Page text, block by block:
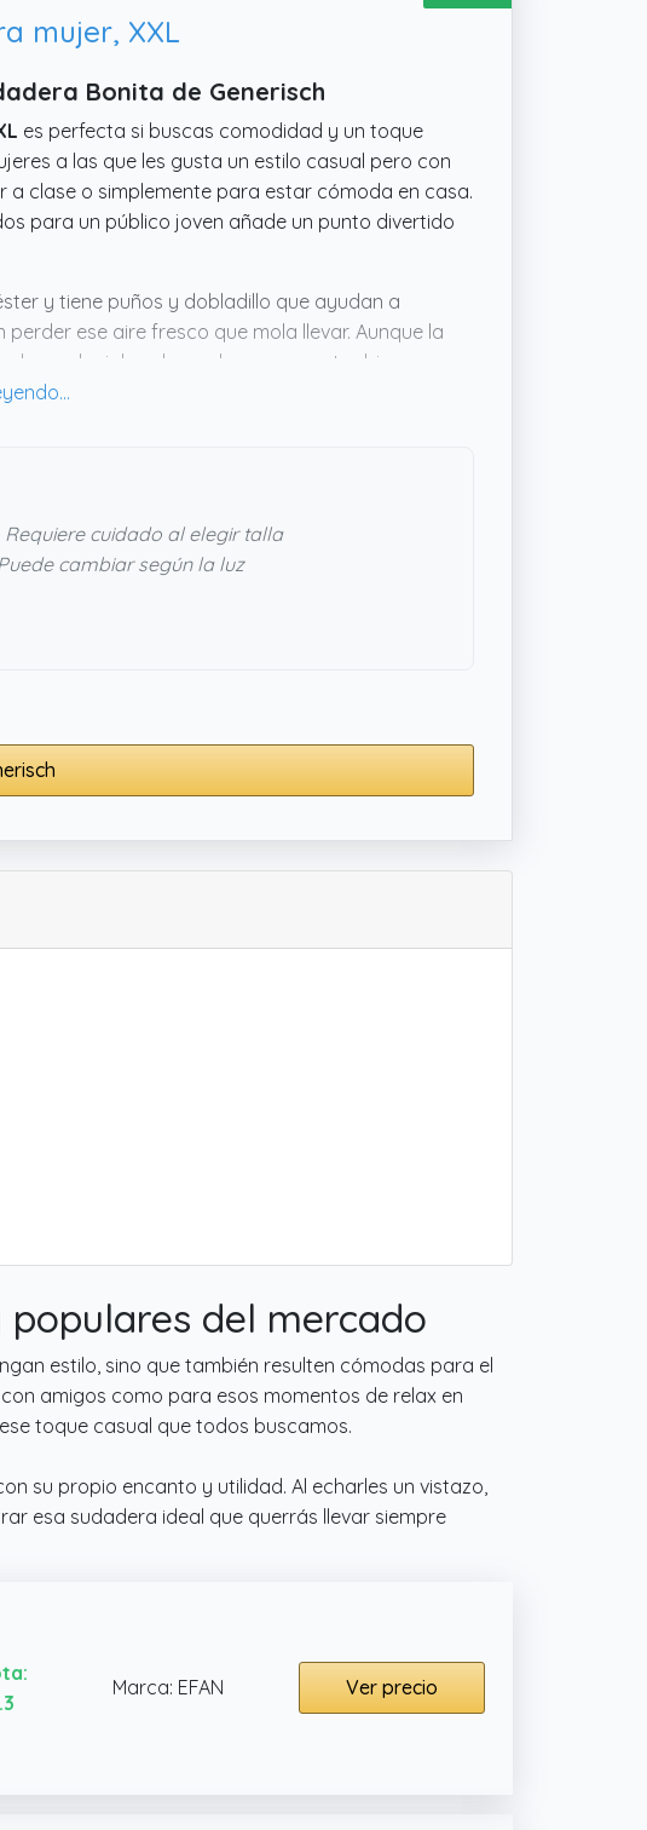
mujer, XXL
Bonita de Generisch
es perfecta si buscas comodidad y un toque
a las que les gusta un estilo casual pero con
a clase o simplemente para estar cómoda en casa.
para un público joven añade un punto divertido
y tiene puños y dobladillo que ayudan a
ese aire fresco que mola llevar. Aunque la
en elegir la adecuada, parece estar bien
quienes buscan algo versátil y cómodo sin
Requiere cuidado al elegir talla
Puede cambiar según la luz
del mercado
estilo, sino que también resulten cómodas para el
amigos como para esos momentos de relax en
toque casual que todos buscamos.
su propio encanto y utilidad. Al echarles un vistazo,
esa sudadera ideal que querrás llevar siempre
Marca: EFAN Ver precio